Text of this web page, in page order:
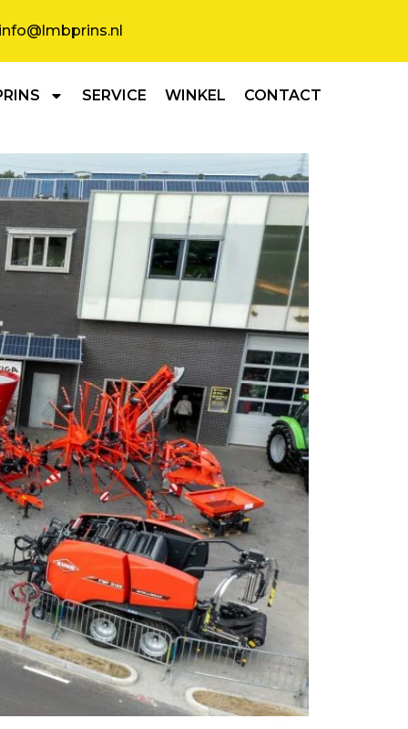
info@lmbprins.nl
SERVICE WINKEL CONTACT